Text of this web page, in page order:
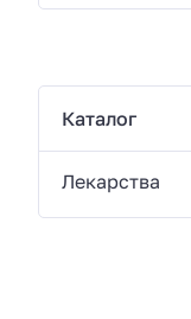
Каталог
Лекарства